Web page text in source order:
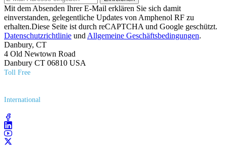
Mit dem Absenden Ihrer E-Mail erklären Sie sich damit
einverstanden, gelegentliche Updates von Amphenol RF zu
erhalten.Diese Seite ist durch reCAPTCHA und Google geschützt.
Datenschutzrichtlinie und Allgemeine Geschäftsbedingungen.
Danbury, CT
4 Old Newtown Road
Danbury CT 06810 USA
Toll Free
International